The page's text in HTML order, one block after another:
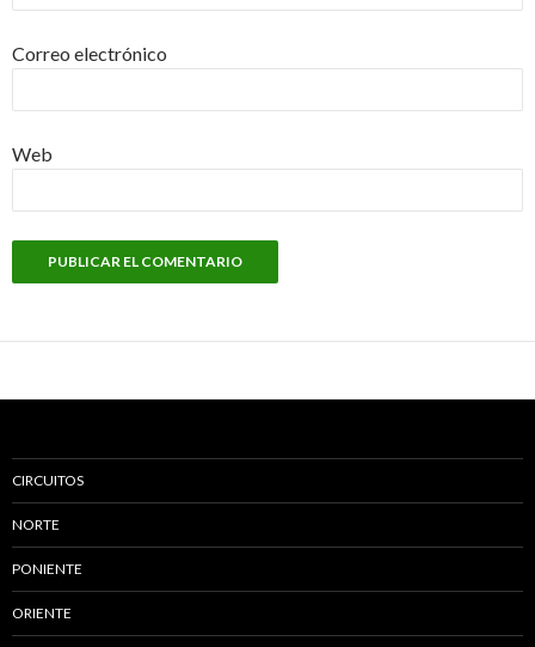
Correo electrónico
Web
CIRCUITOS
NORTE
PONIENTE
ORIENTE